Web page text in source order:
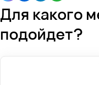
Для какого
подойдет?